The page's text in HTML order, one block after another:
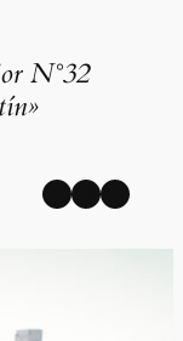
N°32
Facebook